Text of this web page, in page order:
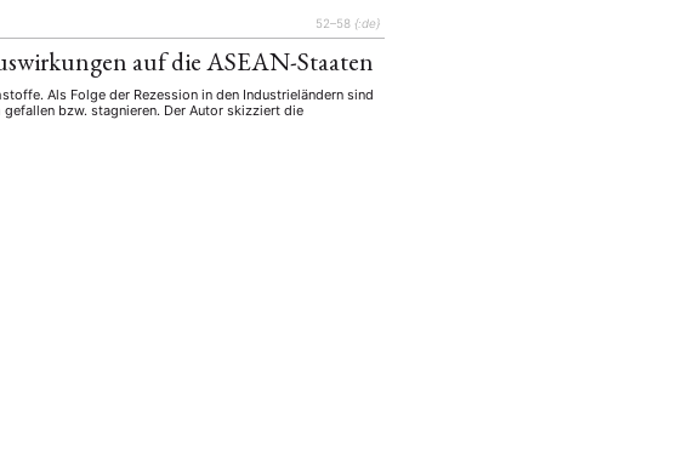
52–58 {:de}
auf die ASEAN-Staaten
Als Folge der Rezession in den Industrieländern sind
bzw. stagnieren. Der Autor skizziert die